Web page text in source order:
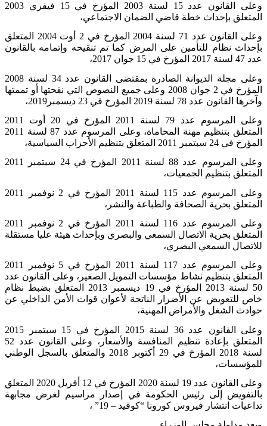
وعلى القانون عدد 15 لسنة 2003 المؤرخ في 15 فيفري
2003
المتعلق بإحداث خطة قاضي الضمان الاجتماعي،
وعلى القانون عدد 71 لسنة 2004 المؤرخ في 2 أوت
2004 المتعلق
بإحداث نظام للتأمين على المرض كما تم تنقيحه وإتمامه بالقانون
عدد 47 لسنة 2017 المؤرخ في 15 جوان 2017،
وعلى مجلة الديوانة الصادرة بمقتضى القانون عدد 34 لسنة
2008
المؤرخ في 2 جوان 2008 وعلى جميع النصوص التي نقحتها أو تممتها
وآخرها القانون عدد 78 لسنة 2019 المؤرخ في 23 ديسمبر2019،
وعلى المرسوم عدد 79 لسنة 2011 المؤرخ في 20 أوت
2011
المتعلق بتنظيم مهنة المحاماة، وعلى المرسوم عدد 87 لسنة 2011
المؤرخ في 24 سبتمبر
2011 المتعلق بتنظيم الأحزاب السياسية،
وعلى المرسوم عدد 88 لسنة 2011 المؤرخ في 24 سبتمبر
2011
المتعلق بتنظيم الجمعيات،
وعلى المرسوم عدد 115 لسنة 2011 المؤرخ في 2 نوفمبر
2011
المتعلق بحرية الصحافة والطباعة والنشر،
وعلى المرسوم عدد 116 لسنة 2011 المؤرخ في 2 نوفمبر
2011
المتعلق بحرية الاتصال السمعي والبصري وبإحداث هيئة عليا مستقلة
للاتصال السمعي البصري،
وعلى المرسوم عدد 117 لسنة 2011 المؤرخ في 5 نوفمبر
2011
المتعلق بتنظيم نشاط مؤسسات التمويل الصغير، وعلى القانون عدد
50 لسنة 2013 المؤرخ في 19 ديسمبر
2013 المتعلق بضبط نظام
خاص للتعويض عن الأضرار الناتجة لأعوان قوات الأمن الداخلي عن
حوادث الشغل والأمراض المهنية،
وعلى القانون عدد 36 لسنة 2015 المؤرخ في 15 سبتمبر
2015
المتعلق بإعادة تنظيم المنافسة والأسعار، وعلى القانون عدد 52
لسنة 2018 المؤرخ في 29 أكتوبر
2018 والمتعلق بالسجل الوطني
للمؤسسات،
وعلى القانون عدد 19 لسنة 2020 المؤرخ في 12 أفريل 2020 المتعلق
بالتفويض إلى رئيس الحكومة في إصدار مراسيم لغرض مجابهة
تداعيات انتشار فيروس كورونا “كوقيد – 19” ،